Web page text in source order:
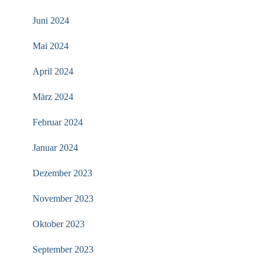
Juni 2024
Mai 2024
April 2024
März 2024
Februar 2024
Januar 2024
Dezember 2023
November 2023
Oktober 2023
September 2023